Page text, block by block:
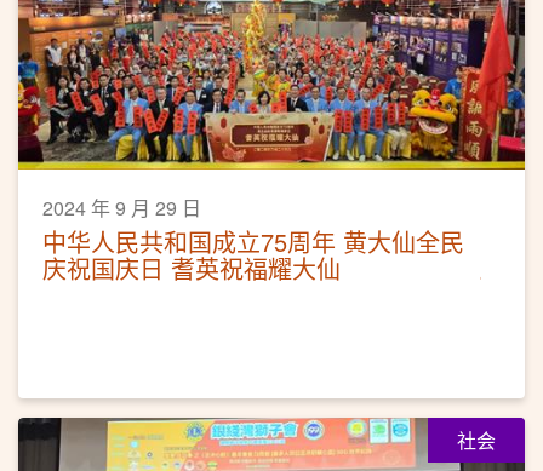
2024 年 9 月 29 日
中华人民共和国成立75周年 黄大仙全民
庆祝国庆日 耆英祝福耀大仙
社会